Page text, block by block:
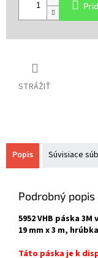
STRÁŽIŤ
Popis Súvisiace
Podrobný popis
5952 VHB páska
19 mm x 3 m,
Táto páska je k